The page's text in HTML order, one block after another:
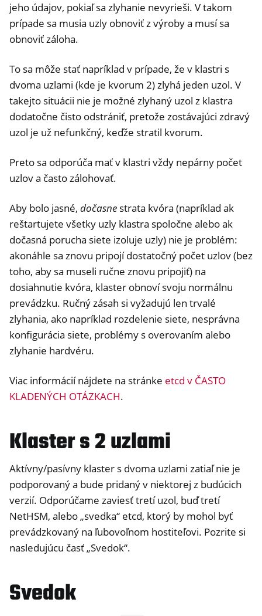
jeho údajov, pokiaľ sa zlyhanie nevyrieši. V takom
prípade sa musia uzly obnoviť z výroby a musí sa
obnoviť záloha.
To sa môže stať napríklad v prípade, že v klastri s
dvoma uzlami (kde je kvorum 2) zlyhá jeden uzol. V
takejto situácii nie je možné zlyhaný uzol z klastra
dodatočne čisto odstrániť, pretože zostávajúci zdravý
uzol je už nefunkčný, keďže stratil kvorum.
Preto sa odporúča mať v klastri vždy nepárny počet
uzlov a často zálohovať.
Aby bolo jasné, dočasne strata kvóra (napríklad ak
reštartujete všetky uzly klastra spoločne alebo ak
dočasná porucha siete izoluje uzly) nie je problém:
akonáhle sa znovu pripojí dostatočný počet uzlov (bez
toho, aby sa museli ručne znovu pripojiť) na
dosiahnutie kvóra, klaster obnoví svoju normálnu
prevádzku. Ručný zásah si vyžadujú len trvalé
zlyhania, ako napríklad rozdelenie siete, nesprávna
konfigurácia siete, problémy s overovaním alebo
zlyhanie hardvéru.
Viac informácií nájdete na stránke etcd v ČASTO
KLADENÝCH OTÁZKACH.
Klaster s 2 uzlami
Aktívny/pasívny klaster s dvoma uzlami zatiaľ nie je
podporovaný a bude pridaný v niektorej z budúcich
verzií. Odporúčame zaviesť tretí uzol, buď tretí
NetHSM, alebo „svedka“ etcd, ktorý by mohol byť
prevádzkovaný na ľubovoľnom hostiteľovi. Pozrite si
nasledujúcu časť „Svedok“.
Svedok